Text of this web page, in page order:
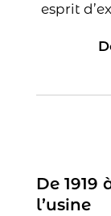
esprit
De 1919
l’usine